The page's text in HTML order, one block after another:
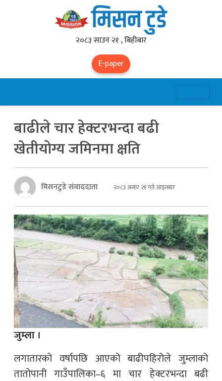
२०८३ साउन २१ , बिहीबार
E-paper
बाढीले चार हेक्टरभन्दा बढी
खेतीयोग्य जमिनमा क्षति
मिसनटुडे संवाददाता २०८३ असार २१ गते आइतबार
जुम्ला ।
लगातारको वर्षापछि आएको बाढीपहिरोले जुम्लाको
तातोपानी गाउँपालिका–६ मा चार हेक्टरभन्दा बढी